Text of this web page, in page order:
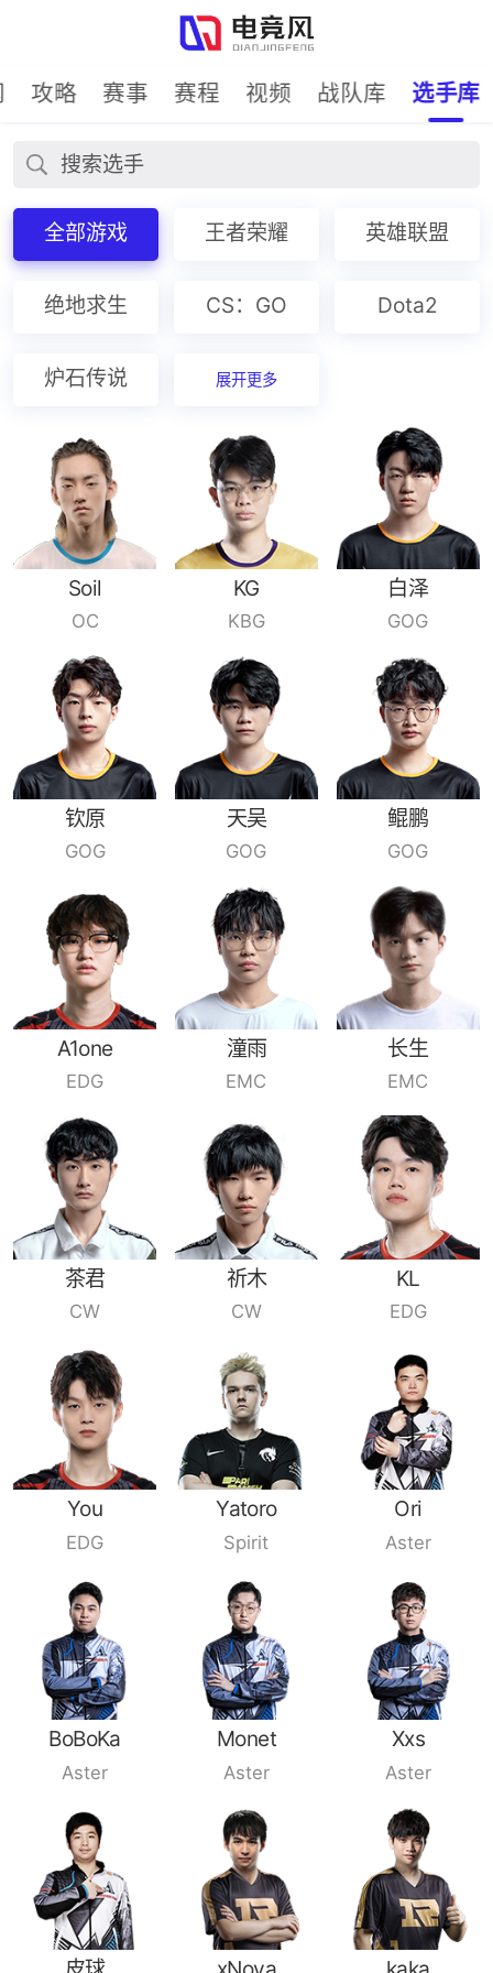
攻略 赛事 赛程 视频 战队库 选手库
全部游戏 王者荣耀 英雄联盟
绝地求生 CS：GO Dota2
炉石传说 展开更多
Soil
OC
KG
KBG
白泽
GOG
钦原
GOG
天吴
GOG
鲲鹏
GOG
A1one
EDG
潼雨
EMC
长生
EMC
茶君
CW
祈木
CW
KL
EDG
You
EDG
Yatoro
Spirit
Ori
Aster
BoBoKa
Aster
Monet
Aster
Xxs
Aster